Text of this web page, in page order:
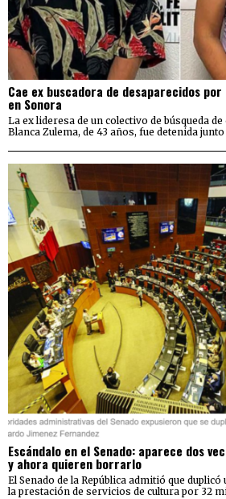
Cae ex buscadora de desaparecidos
en Sonora
La ex lideresa de un colectivo de búsqueda
Blanca Zulema, de 43 años, fue detenida
Escándalo en el Senado: aparece dos
y ahora quieren borrarlo
El Senado de la República admitió que
la prestación de servicios de cultura por 32